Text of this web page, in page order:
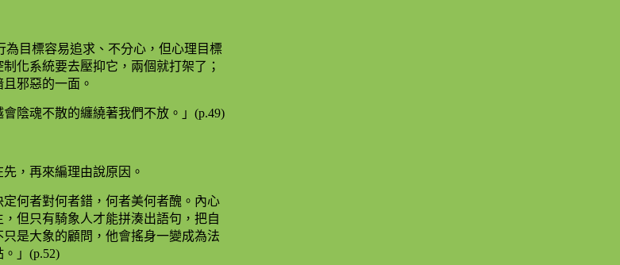
為目標容易追求、不分心，但心理目標
化系統要去壓抑它，兩個就打架了；
邪惡的一面。
陰魂不散的纏繞著我們不放。」(p.49)
，再來編理由說原因。
何者對何者錯，何者美何者醜。內心
但只有騎象人才能拼湊出語句，把自
是大象的顧問，他會搖身一變成為法
」(p.52)